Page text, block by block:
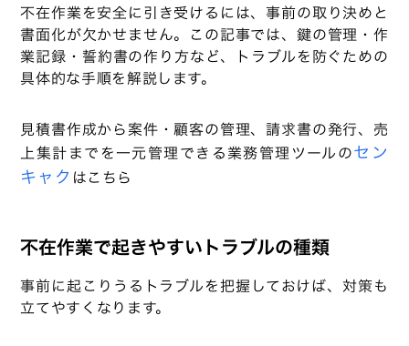
不在作業を安全に引き受けるには、事前の取り決めと
書面化が欠かせません。この記事では、鍵の管理・作
業記録・誓約書の作り方など、トラブルを防ぐための
具体的な手順を解説します。
見積書作成から案件・顧客の管理、請求書の発行、売
上集計までを一元管理できる業務管理ツールのセン
キャク はこちら
不在作業で起きやすいトラブルの種類
事前に起こりうるトラブルを把握しておけば、対策も
立てやすくなります。